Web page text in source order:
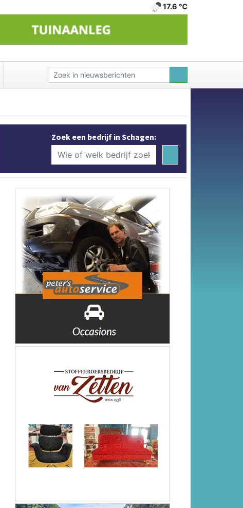
17.6 ℃
Zoek een bedrijf in Schagen: